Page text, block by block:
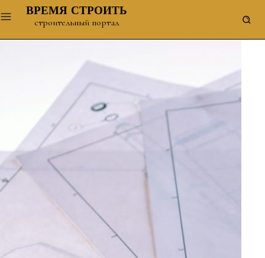
ВРЕМЯ СТРОИТЬ
строительный портал